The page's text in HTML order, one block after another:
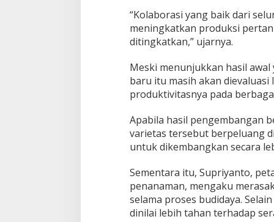
“Kolaborasi yang baik dari
meningkatkan produksi
ditingkatkan,” ujarnya.
Meski menunjukkan hasil
baru itu masih akan
produktivitasnya pada
Apabila hasil pengembangan
varietas tersebut berpeluang
untuk dikembangkan secara
Sementara itu, Supriyanto,
penanaman, mengaku
selama proses budidaya.
dinilai lebih tahan terhadap